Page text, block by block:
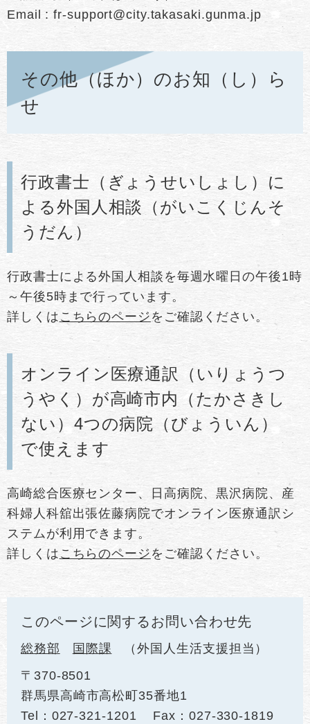
Email : fr-support@city.takasaki.gunma.jp
その他（ほか）のお知（し）ら
せ
行政書士（ぎょうせいしょし）に
よる外国人相談（がいこくじんそ
うだん）
行政書士による外国人相談を毎週水曜日の午後1時
～午後5時まで行っています。
​詳しくは こちらのページ をご確認ください。
オンライン医療通訳（いりょうつ
うやく）が高崎市内（たかさきし
ない）4つの病院（びょういん）
で使えます
高崎総合医療センター、日高病院、黒沢病院、産
科婦人科舘出張佐藤病院でオンライン医療通訳シ
ステムが利用できます。
​詳しくは こちらのページ をご確認ください。
このページに関するお問い合わせ先
総務部 国際課
外国人生活支援担当
〒370-8501
群馬県高崎市高松町35番地1
Tel：027-321-1201
Fax：027-330-1819